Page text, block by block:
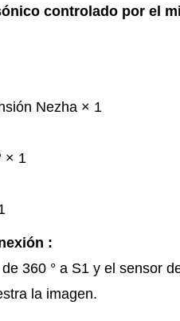
controlado por el
Nezha × 1
× 1
:
360 ​​° a S1 y el sensor
la imagen.